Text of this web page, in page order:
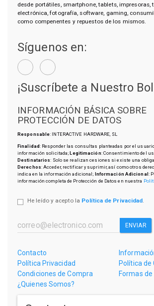
desde portátiles, smartphone, tablets, impresoras,
electrónica, fotografía, software, gaming,
como compenentes y repuestos de los mismos.
Síguenos en:
¡Suscríbete a Nuestro
INFORMACIÓN BÁSICA SOBRE
PROTECCIÓN DE DATOS
Responsable: INTERACTIVE HARDWARE, SL
Finalidad: Responder las consultas planteadas por el
información solicitada;Legitimación: Consentimiento del
Destinatarios: Solo se realizan cesiones si existe una
Derechos: Acceder, rectificar y suprimir, así como otros
indica en la información adicional; Información Adicional:
información completa de Protección de Datos en nuestra
He leído y acepto la Política de Privacidad.
ENVIAR
Contacto
Política Privacidad
Política de
Condiciones de Compra
Formas de
¿Quienes Somos?